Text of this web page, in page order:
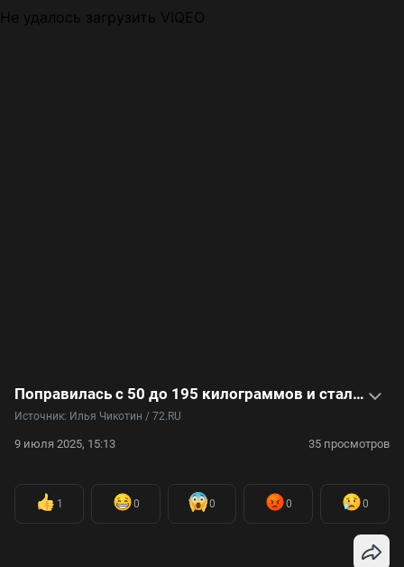
Не удалось загрузить VIQEO
Поправилась с 50 до 195 килограммов и стала затворницей
Источник: Илья Чикотин / 72.RU
9 июля 2025, 15:13 35 просмотров
1 0 0 0 0